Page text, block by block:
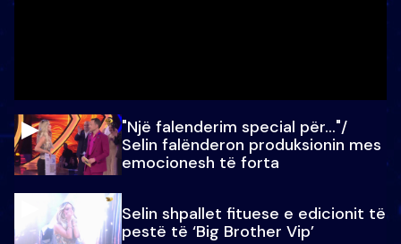
"Një falenderim special për…"/
Selin falënderon produksionin mes
emocionesh të forta
Selin shpallet fituese e edicionit të
pestë të ‘Big Brother Vip’